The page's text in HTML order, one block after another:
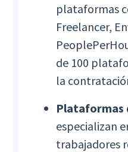
plataformas
Freelancer,
de 100
la
especializan
trabajadores